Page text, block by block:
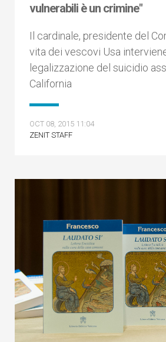
vulnerabili è un crimine"
Il cardinale, presidente del
vita dei vescovi Usa
legalizzazione del suicidio
California
OCT 08, 2015 11:04
ZENIT STAFF